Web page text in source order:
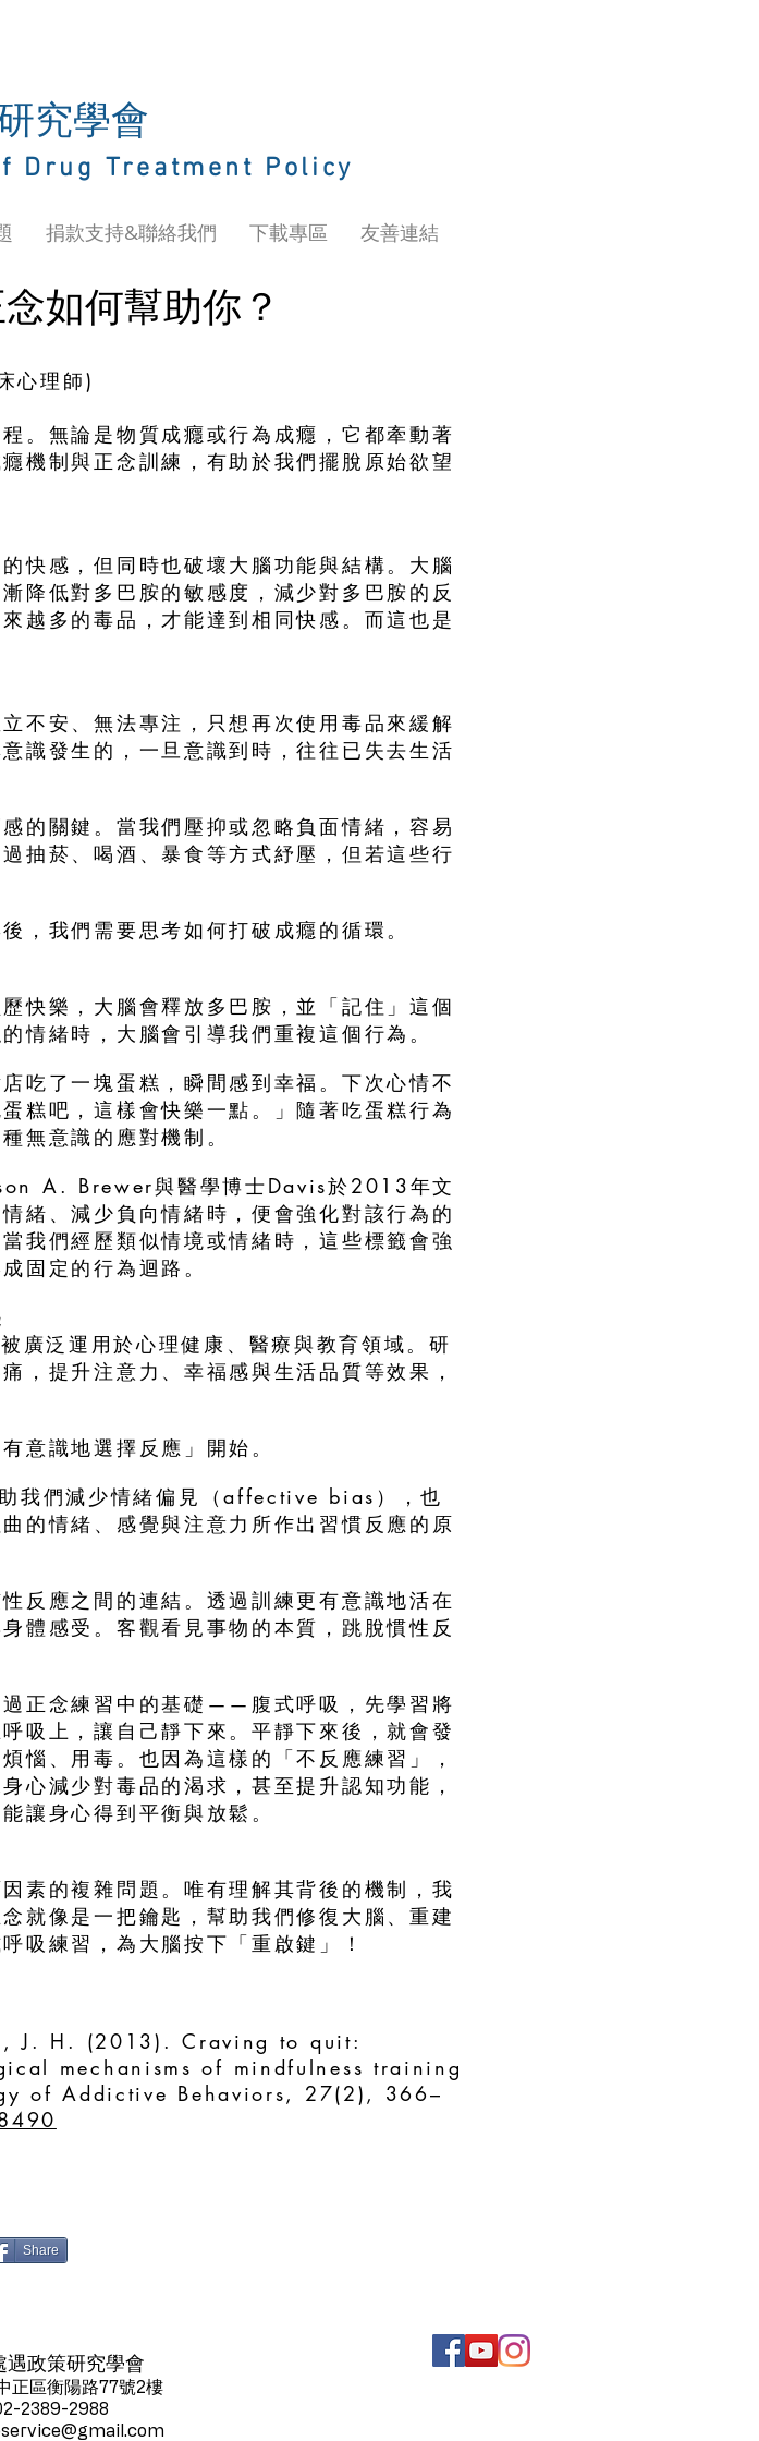
究學會
Drug Treatment Policy
捐款支持&聯絡我們 下載專區 友善連結
如何幫助你？
心理師)
。無論是物質成癮或行為成癮，它都牽動著
機制與正念訓練，有助於我們擺脫原始欲望
快感，但同時也破壞大腦功能與結構。大腦
降低對多巴胺的敏感度，減少對多巴胺的反
越多的毒品，才能達到相同快感。而這也是
不安、無法專注，只想再次使用毒品來緩解
識發生的，一旦意識到時，往往已失去生活
的關鍵。當我們壓抑或忽略負面情緒，容易
抽菸、喝酒、暴食等方式紓壓，但若這些行
，我們需要思考如何打破成癮的循環。
快樂，大腦會釋放多巴胺，並「記住」這個
情緒時，大腦會引導我們重複這個行為。
吃了一塊蛋糕，瞬間感到幸福。下次心情不
糕吧，這樣會快樂一點。」隨著吃蛋糕行為
無意識的應對機制。
A. Brewer與醫學博士Davis於2013年文
緒、減少負向情緒時，便會強化對該行為的
我們經歷類似情境或情緒時，這些標籤會強
固定的行為迴路。
廣泛運用於心理健康、醫療與教育領域。研
，提升注意力、幸福感與生活品質等效果，
意識地選擇反應」開始。
我們減少情緒偏見（affective bias），也
的情緒、感覺與注意力所作出習慣反應的原
反應之間的連結。透過訓練更有意識地活在
體感受。客觀看見事物的本質，跳脫慣性反
正念練習中的基礎——腹式呼吸，先學習將
吸上，讓自己靜下來。平靜下來後，就會發
惱、用毒。也因為這樣的「不反應練習」，
心減少對毒品的渴求，甚至提升認知功能，
讓身心得到平衡與放鬆。
素的複雜問題。唯有理解其背後的機制，我
就像是一把鑰匙，幫助我們修復大腦、重建
吸練習，為大腦按下「重啟鍵」！
J. H. (2013). Craving to quit:
mechanisms of mindfulness training
of Addictive Behaviors, 27(2), 366–
Share
遇政策研究學會
正區衡陽路77號2樓
2389-2988